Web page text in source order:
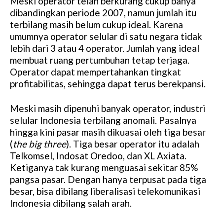
dibandingkan periode 2007, namun jumlah itu
terbilang masih belum cukup ideal. Karena
umumnya operator selular di satu negara tidak
lebih dari 3 atau 4 operator. Jumlah yang ideal
membuat ruang pertumbuhan tetap terjaga.
Operator dapat mempertahankan tingkat
profitabilitas, sehingga dapat terus berekpansi.
Meski masih dipenuhi banyak operator, industri
selular Indonesia terbilang anomali. Pasalnya
hingga kini pasar masih dikuasai oleh tiga besar
(the big three). Tiga besar operator itu adalah
Telkomsel, Indosat Oredoo, dan XL Axiata.
Ketiganya tak kurang menguasai sekitar 85%
pangsa pasar. Dengan hanya terpusat pada tiga
besar, bisa dibilang liberalisasi telekomunikasi
Indonesia dibilang salah arah.